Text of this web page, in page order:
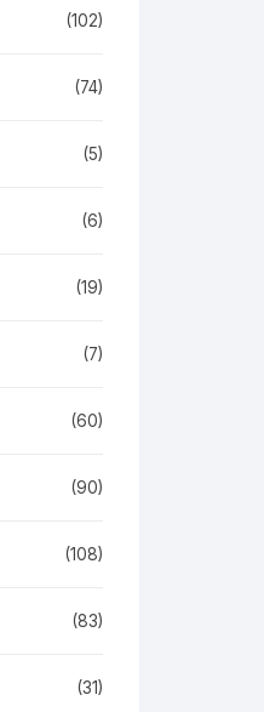
(102)
(74)
(5)
(6)
(19)
(7)
(60)
(90)
(108)
(83)
(31)